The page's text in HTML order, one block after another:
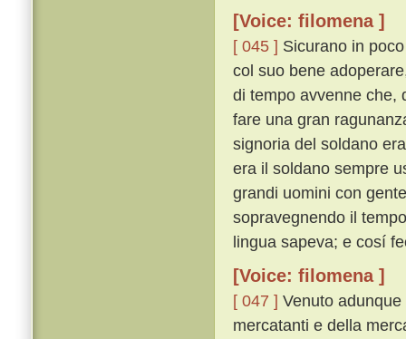
[Voice: filomena ]
[ 045 ] Sicurano in
col suo bene
di tempo avvenne che,
fare una gran
signoria del soldano
era il soldano sempre
grandi uomini con
sopravegnendo il
lingua sapeva; e cosí
[Voice: filomena ]
[ 047 ] Venuto
mercatanti e della